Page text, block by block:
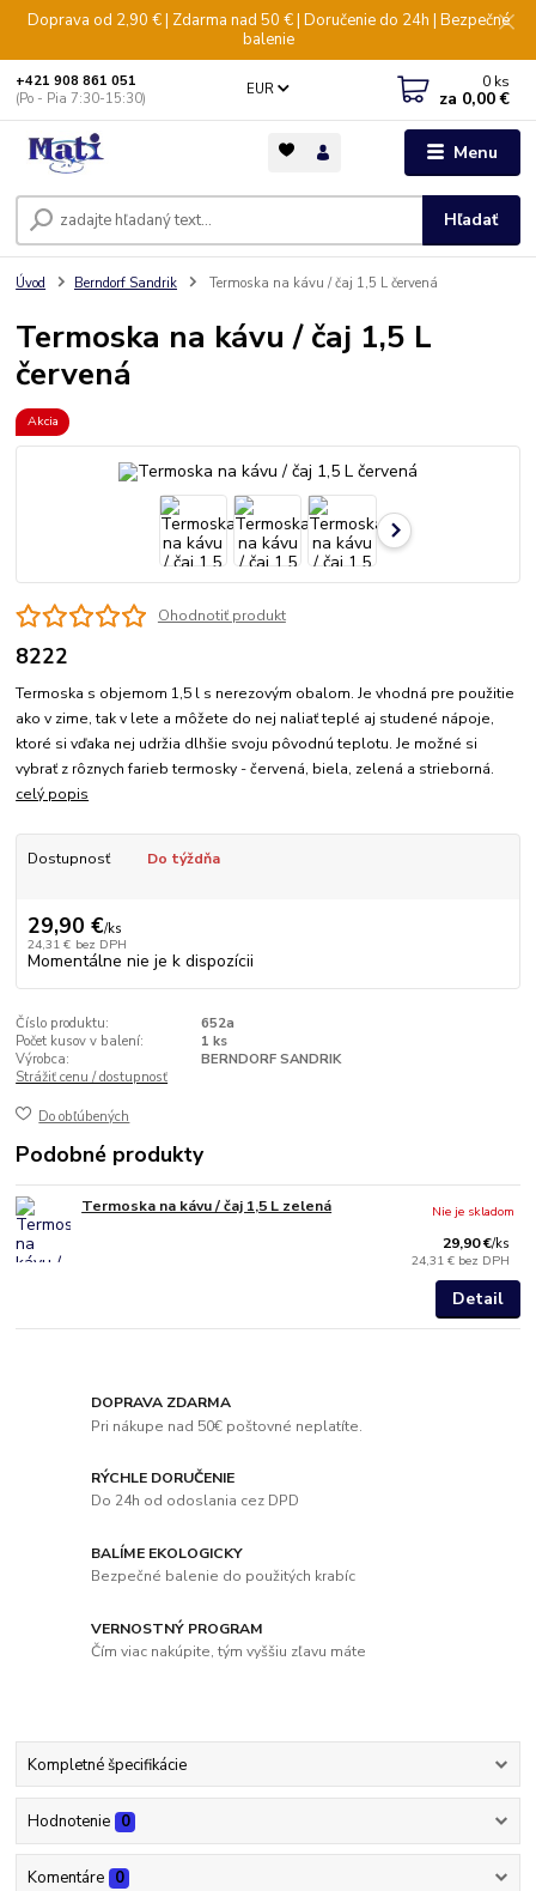
Doprava od 2,90 € | Zdarma nad 50 € | Doručenie do 24h | Bezpečné
balenie
Menu
EUR
Hľadať
+421 908 861 051
(Po - Pia 7:30-15:30)
0 ks
za 0,00 €
Úvod Berndorf Sandrik Termoska na kávu / čaj 1,5 L červená
Termoska na kávu / čaj 1,5 L
červená
Akcia
Ohodnotiť produkt
8222
Termoska s objemom 1,5 l s nerezovým obalom. Je vhodná pre použitie
ako v zime, tak v lete a môžete do nej naliať teplé aj studené nápoje,
ktoré si vďaka nej udržia dlhšie svoju pôvodnú teplotu. Je možné si
vybrať z rôznych farieb termosky - červená, biela, zelená a strieborná.
celý popis
Dostupnosť Do týždňa
29,90 €/ks
24,31 € bez DPH
Momentálne nie je k dispozícii
Číslo produktu:
652a
Počet kusov v balení:
1 ks
Výrobca:
BERNDORF SANDRIK
Strážiť cenu / dostupnosť
Do obľúbených
Podobné produkty
Termoska na kávu / čaj 1,5 L zelená
29,90 €/ks
24,31 € bez DPH
Nie je skladom
Detail
DOPRAVA ZDARMA
Pri nákupe nad 50€ poštovné neplatíte.
RÝCHLE DORUČENIE
Do 24h od odoslania cez DPD
BALÍME EKOLOGICKY
Bezpečné balenie do použitých krabíc
VERNOSTNÝ PROGRAM
Čím viac nakúpite, tým vyššiu zľavu máte
Kompletné špecifikácie
Hodnotenie 0
Komentáre 0